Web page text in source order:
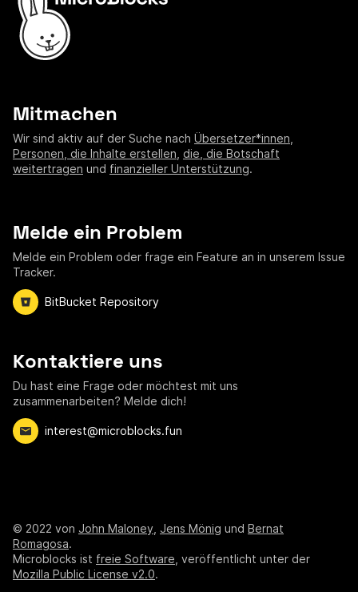
Mitmachen
Wir sind aktiv auf der Suche nach Übersetzer*innen
Personen, die Inhalte erstellen die, die Botschaft
weitertragen und finanzieller Unterstützung.
Melde ein Problem
Melde ein Problem oder frage ein Feature an in unserem Issue
Tracker.
BitBucket Repository
Kontaktiere uns
Du hast eine Frage oder möchtest mit uns
zusammenarbeiten? Melde dich!
interest@microblocks.fun
© 2022 von John Maloney Jens Mönig und Bernat
Romagosa.
Microblocks ist freie Software , veröffentlicht unter der
Mozilla Public License v2.0.